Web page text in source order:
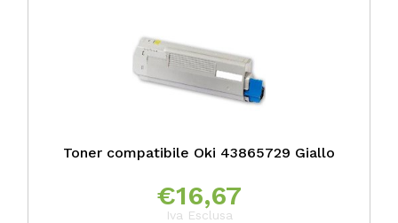
Toner compatibile Oki 43865729 Giallo
€16,67
Iva Esclusa